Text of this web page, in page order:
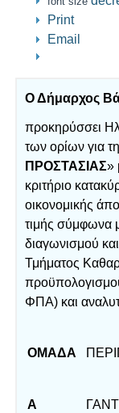
Print
Email
Ο Δήμαρχος
προκηρύσσει
των ορίων για
ΠΡΟΣΤΑΣΙΑΣ»
κριτήριο
οικονομικής
τιμής σύμφωνα
διαγωνισμού
Τμήματος
ΦΠΑ) και
ΟΜΑΔΑ
Α